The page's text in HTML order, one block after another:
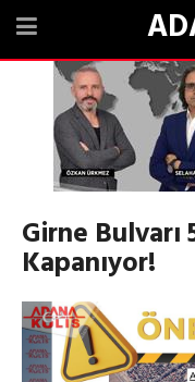
Girne Bulvarı
Kapanıyor!